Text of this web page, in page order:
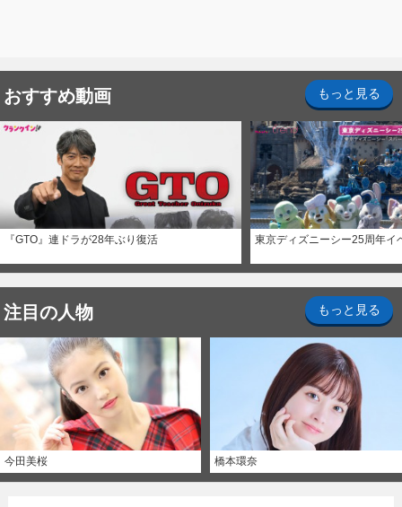
おすすめ動画 もっと見る
『GTO』連ドラが28年ぶり復活 東京ディズニーシー25周年イ
注目の人物 もっと見る
今田美桜 橋本環奈